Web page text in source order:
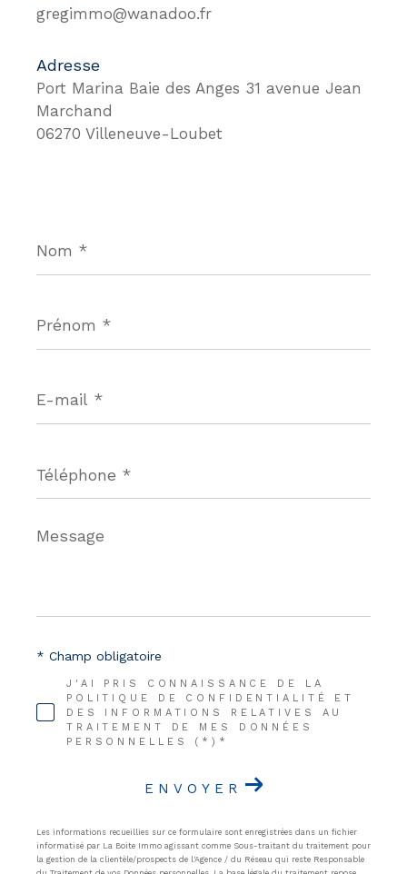
gregimmo@wanadoo.fr
Adresse
Port Marina Baie des Anges 31 avenue Jean
Marchand
06270 Villeneuve-Loubet
*
*
mail
*
*
Message
*
J'AI PRIS CONNAISSANCE DE LA
POLITIQUE DE CONFIDENTIALITÉ ET
DES INFORMATIONS RELATIVES AU
TRAITEMENT DE MES DONNÉES
PERSONNELLES (*)*
* Champ obligatoire
ENVOYER
Les informations recueillies sur ce formulaire sont enregistrées dans un fichier
informatisé par La Boite Immo agissant comme Sous-traitant du traitement pour
la gestion de la clientèle/prospects de l'Agence / du Réseau qui reste Responsable